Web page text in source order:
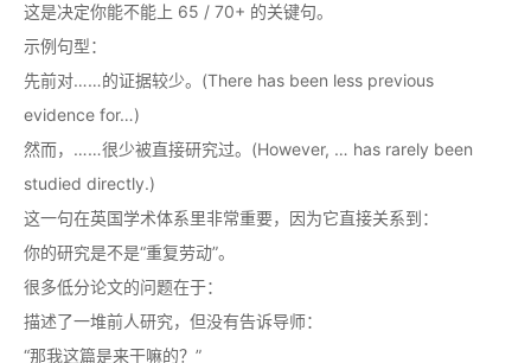
这是决定你能不能上 65 / 70+ 的关键句。
示例句型：
先前对……的证据较少。(There has been less previous
evidence for…)
然而，……很少被直接研究过。(However, … has rarely been
studied directly.)
这一句在英国学术体系里非常重要，因为它直接关系到：
你的研究是不是“重复劳动”。
很多低分论文的问题在于：
描述了一堆前人研究，但没有告诉导师：
“那我这篇是来干嘛的？”